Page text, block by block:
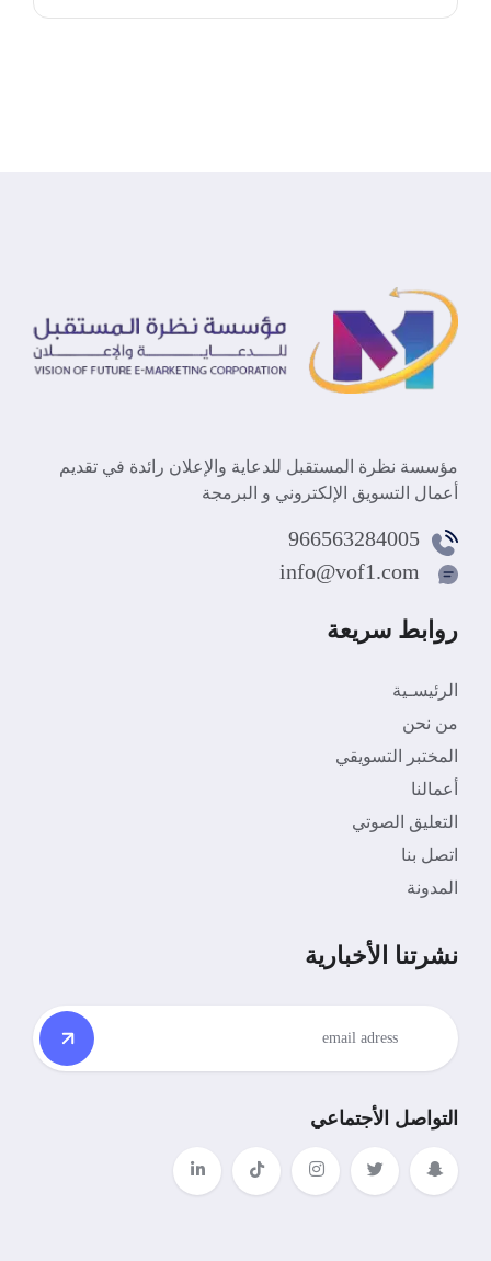
مؤسسة نظرة المستقبل للدعاية والإعلان رائدة في تقديم
أعمال التسويق الإلكتروني و البرمجة
966563284005
info@vof1.com
روابط سريعة
الرئيسـية
من نحن
المختبر التسويقي
أعمالنا
التعليق الصوتي
اتصل بنا
المدونة
نشرتنا الأخبارية
التواصل الأجتماعي